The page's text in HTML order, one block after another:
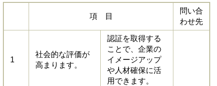
項 目
問い合
わせ先
1
社会的な評価が
高まります。
認証を取得する
ことで、企業の
イメージアップ
や人材確保に活
用できます。